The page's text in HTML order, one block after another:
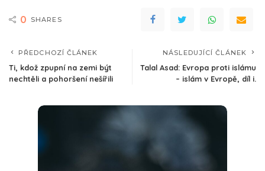
0 SHARES
PŘEDCHOZÍ ČLÁNEK
Ti, kdož zpupní na zemi být
nechtěli a pohoršení nešířili
NÁSLEDUJÍCÍ ČLÁNEK
Talal Asad: Evropa proti islámu
– islám v Evropě, díl i.